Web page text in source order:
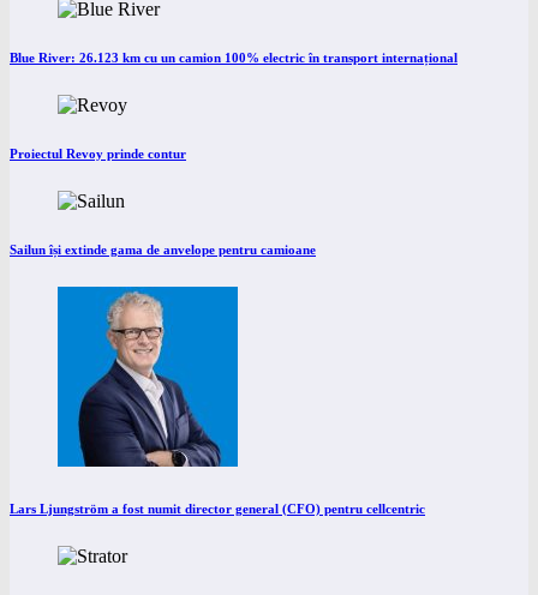
Blue River: 26.123 km cu un camion 100% electric în transport internațional
Proiectul Revoy prinde contur
Sailun își extinde gama de anvelope pentru camioane
Lars Ljungström a fost numit director general (CFO) pentru cellcentric